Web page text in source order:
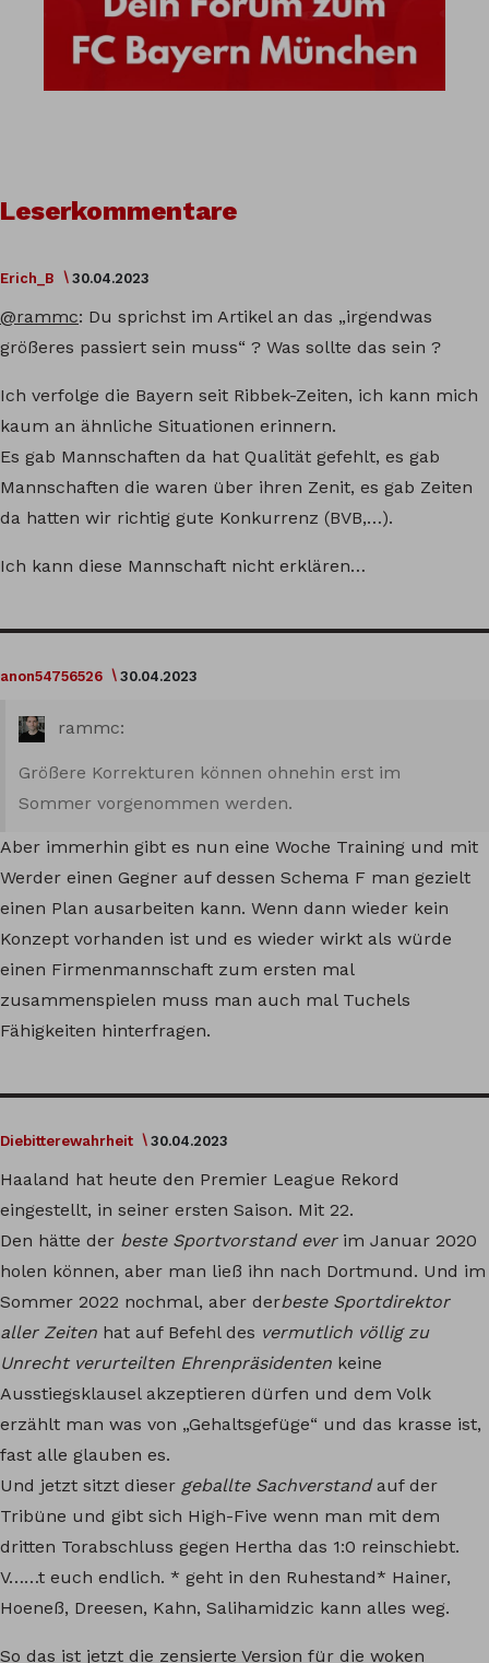
Leserkommentare
Erich_B 30.04.2023
@rammc: Du sprichst im Artikel an das „irgendwas
größeres passiert sein muss“ ? Was sollte das sein ?
Ich verfolge die Bayern seit Ribbek-Zeiten, ich kann mich
kaum an ähnliche Situationen erinnern.
Es gab Mannschaften da hat Qualität gefehlt, es gab
Mannschaften die waren über ihren Zenit, es gab Zeiten
da hatten wir richtig gute Konkurrenz (BVB,…).
Ich kann diese Mannschaft nicht erklären…
anon54756526 30.04.2023
rammc:
Größere Korrekturen können ohnehin erst im
Sommer vorgenommen werden.
Aber immerhin gibt es nun eine Woche Training und mit
Werder einen Gegner auf dessen Schema F man gezielt
einen Plan ausarbeiten kann. Wenn dann wieder kein
Konzept vorhanden ist und es wieder wirkt als würde
einen Firmenmannschaft zum ersten mal
zusammenspielen muss man auch mal Tuchels
Fähigkeiten hinterfragen.
Diebitterewahrheit 30.04.2023
Haaland hat heute den Premier League Rekord
eingestellt, in seiner ersten Saison. Mit 22.
Den hätte der beste Sportvorstand everim Januar 2020
holen können, aber man ließ ihn nach Dortmund. Und im
Sommer 2022 nochmal, aber derbeste Sportdirektor
aller Zeiten hat auf Befehl des vermutlich völlig zu
Unrecht verurteilten Ehrenpräsidenten keine
Ausstiegsklausel akzeptieren dürfen und dem Volk
erzählt man was von „Gehaltsgefüge“ und das krasse ist,
fast alle glauben es.
Und jetzt sitzt dieser geballte Sachverstandauf der
Tribüne und gibt sich High-Five wenn man mit dem
dritten Torabschluss gegen Hertha das 1:0 reinschiebt.
V……t euch endlich. * geht in den Ruhestand* Hainer,
Hoeneß, Dreesen, Kahn, Salihamidzic kann alles weg.
So das ist jetzt die zensierte Version für die woken